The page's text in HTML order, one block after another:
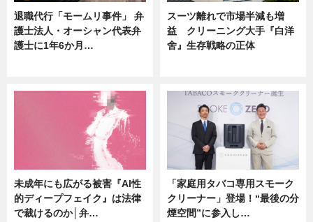
退職代行「モームリ事件」 弁
護士法人・オーシャン代表弁
護士に1年6か月…
スーツ離れで市場半減も増
益 クリーニング大手『白洋
舍』生存戦略の正体
未成年にも広がる被害『AI性
的ディープフェイク』は法律
で裁けるのか│弁…
「家庭用タバコ専用スモーク
クリーナー」登場！“最後の分
煙空間”に参入し…